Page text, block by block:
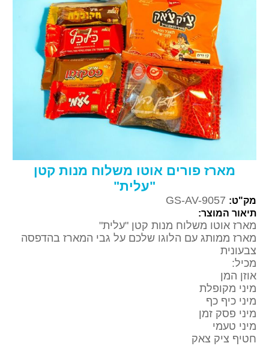
מארז פורים אוטו משלוח מנות קטן
"עלית"
מק"ט: GS-AV-9057
תיאור המוצר:
מארז אוטו משלוח מנות קטן "עלית"
מארז ממותג עם הלוגו שלכם על גבי המארז בהדפסה
צבעונית
מכיל:
אוזן המן
מיני מקופלת
מיני כיף כף
מיני פסק זמן
מיני טעמי
חטיף ציק צאק